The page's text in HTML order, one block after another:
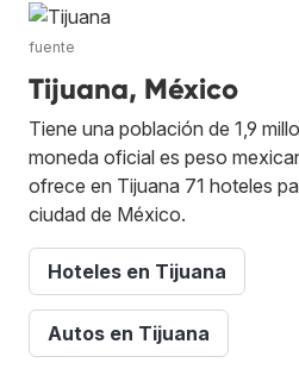
fuente
Tijuana, México
Tiene una población de 1,9
moneda oficial es peso
ofrece en Tijuana 71 hoteles
ciudad de México.
Hoteles en Tijuana
Autos en Tijuana